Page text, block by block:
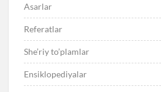
Asarlar
Referatlar
She’riy to’plamlar
Ensiklopediyalar